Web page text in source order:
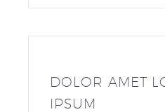
DOLOR AMET
IPSUM